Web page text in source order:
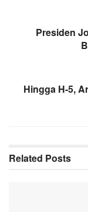
Presiden
Hingga H-5,
Related Posts